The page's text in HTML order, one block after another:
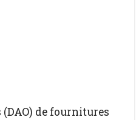
(DAO) de fournitures